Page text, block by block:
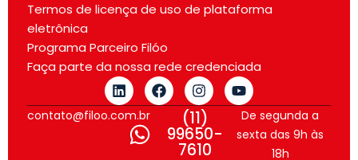
Termos de licença de uso de plataforma
eletrônica
Programa Parceiro Filóo
Faça parte da nossa rede credenciada
contato@filoo.com.br (11)
99650-
7610
De segunda a
sexta das 9h às
18h